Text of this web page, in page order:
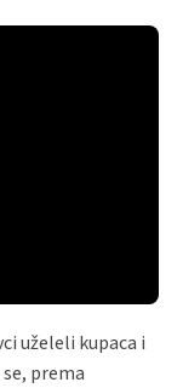
uželeli kupaca i
prema